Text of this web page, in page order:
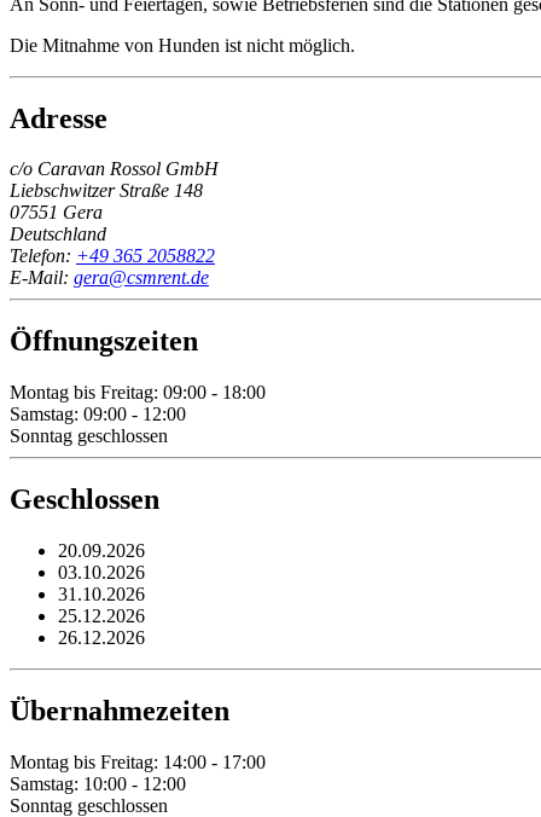
Die Mitnahme von Hunden ist nicht möglich.
Adresse
c/o Caravan Rossol GmbH
Liebschwitzer Straße 148
07551 Gera
Deutschland
Telefon: +49 365 2058822
E-Mail: gera@csmrent.de
Öffnungszeiten
Montag bis Freitag: 09:00 - 18:00
Samstag: 09:00 - 12:00
Sonntag geschlossen
Geschlossen
20.09.2026
03.10.2026
31.10.2026
25.12.2026
26.12.2026
Übernahmezeiten
Montag bis Freitag: 14:00 - 17:00
Samstag: 10:00 - 12:00
Sonntag geschlossen